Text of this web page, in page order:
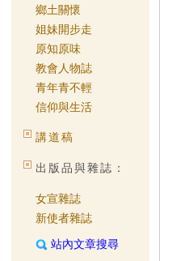
鄉土關懷
姐妹開步走
原知原味
教會人物誌
青年青不輕
信仰與生活
講道稿
出版品與雜誌：
女宣雜誌
新使者雜誌
站內文章搜尋